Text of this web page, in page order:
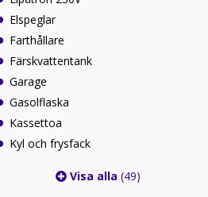
Elspeglar
Farthållare
Färskvattentank
Garage
Gasolflaska
Kassettoa
Kyl och frysfack
Visa alla(49)